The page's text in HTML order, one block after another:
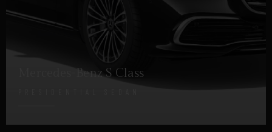
Mercedes-Benz S Class
DETTAGLI